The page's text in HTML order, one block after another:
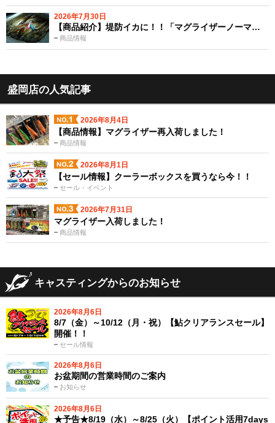
2026年7月30日
商品情報
【商品紹介】堤防イカに！！「マグライザーノーマ…
盛岡店の人気記事
2026年8月4日
商品情報
【商品情報】マグライザー再入荷しました！
2026年8月1日
セール・イベント
【セール情報】クーラーボックスを買うなら今！！
2026年7月31日
商品情報
マグライザー入荷しました！
キャスティングからのお知らせ
2026年8月6日
セール情報
8/7（金）～10/12（月・祝）【鮎クリアランスセール】
開催！！
2026年8月6日
お知らせ
お盆期間の営業時間のご案内
2026年8月6日
★予告★8/19（水）～8/25（火）【ポイント活用7days